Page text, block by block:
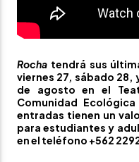
Rocha tendrá sus
viernes 27, sábado 28,
de agosto en el
Comunidad
entradas tienen un
para estudiantes y
en el teléfono +562